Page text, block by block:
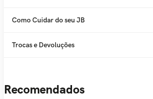
Como Cuidar do seu JB
Trocas e Devoluções
Recomendados